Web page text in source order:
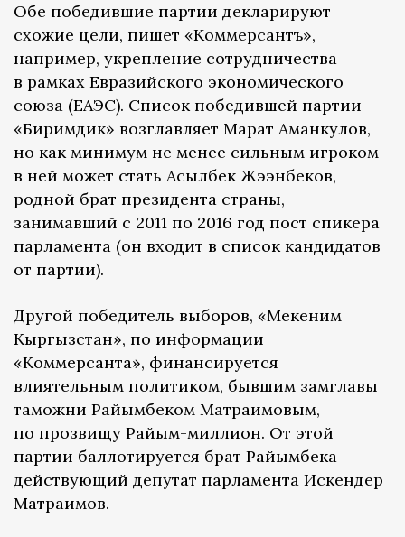
Обе победившие партии декларируют
схожие цели, пишет «Коммерсантъ»,
например, укрепление сотрудничества
в рамках Евразийского экономического
союза (ЕАЭС). Список победившей партии
«Биримдик» возглавляет Марат Аманкулов,
но как минимум не менее сильным игроком
в ней может стать Асылбек Жээнбеков,
родной брат президента страны,
занимавший с 2011 по 2016 год пост спикера
парламента (он входит в список кандидатов
от партии).
Другой победитель выборов, «Мекеним
Кыргызстан», по информации
«Коммерсанта», финансируется
влиятельным политиком, бывшим замглавы
таможни Райымбеком Матраимовым,
по прозвищу Райым-миллион. От этой
партии баллотируется брат Райымбека
действующий депутат парламента Искендер
Матраимов.